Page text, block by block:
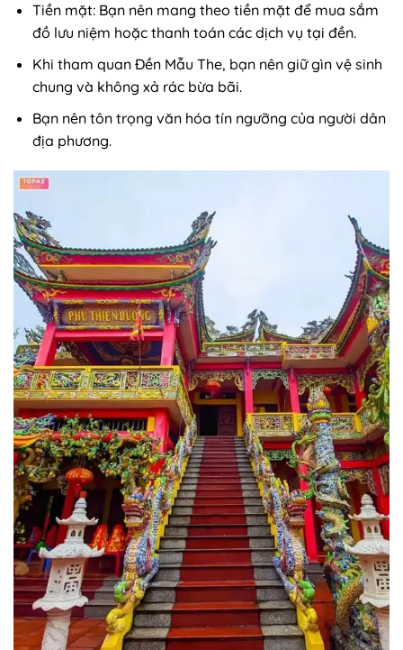
Tiền mặt: Bạn nên mang theo tiền mặt để mua sắm
đồ lưu niệm hoặc thanh toán các dịch vụ tại đền.
Khi tham quan Đền Mẫu The, bạn nên giữ gìn vệ sinh
chung và không xả rác bừa bãi.
Bạn nên tôn trọng văn hóa tín ngưỡng của người dân
địa phương.